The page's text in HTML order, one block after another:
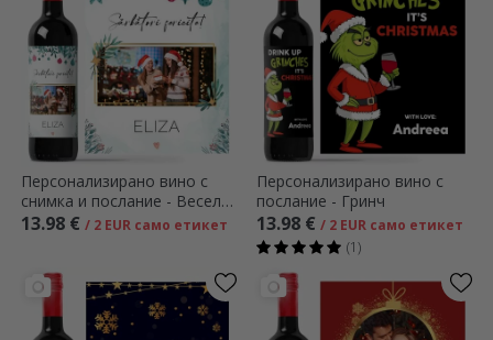
Персонализирано вино с
снимка и послание - Весели
празници
13.98 € / 2 EUR само етикет
Персонализирано вино с
послание - Гринч
13.98 € / 2 EUR само етикет
(1)